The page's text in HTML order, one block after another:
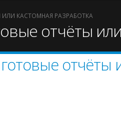
ИЛИ КАСТОМНАЯ РАЗРАБОТКА
отчёты
отчёты